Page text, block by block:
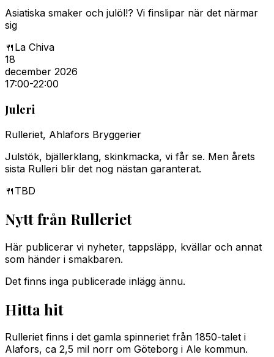
Asiatiska smaker och julöl!? Vi finslipar när det närmar
sig
🍴 La Chiva
18
december 2026
17:00-22:00
Juleri
Rulleriet, Ahlafors Bryggerier
Julstök, bjällerklang, skinkmacka, vi får se. Men årets
sista Rulleri blir det nog nästan garanterat.
🍴 TBD
Nytt från Rulleriet
Här publicerar vi nyheter, tappsläpp, kvällar och annat
som händer i smakbaren.
Det finns inga publicerade inlägg ännu.
Hitta hit
Rulleriet finns i det gamla spinneriet från 1850-talet i
Alafors, ca 2,5 mil norr om Göteborg i Ale kommun.